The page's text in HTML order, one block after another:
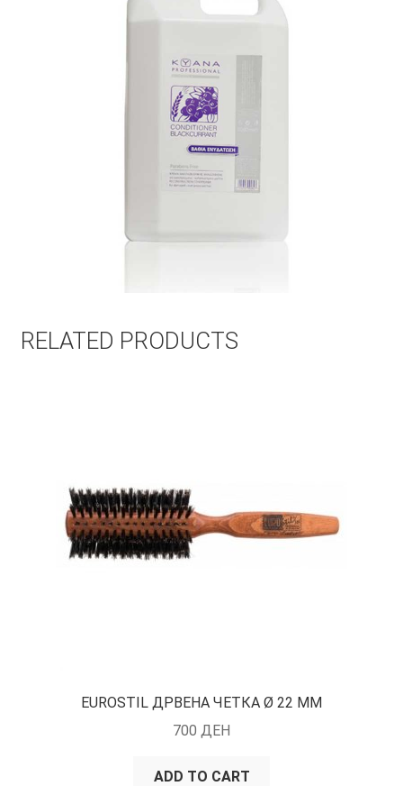
RELATED PRODUCTS
EUROSTIL ДРВЕНА ЧЕТКА Ø 22 ММ
700 ДЕН
ADD TO CART